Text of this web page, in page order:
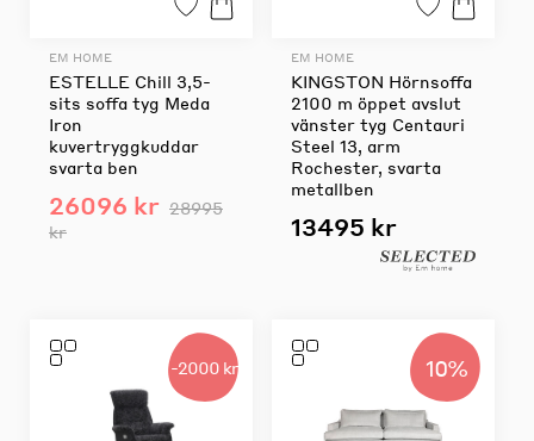
EM HOME
ESTELLE Chill 3,5-
sits soffa tyg Meda
Iron
kuvertryggkuddar
svarta ben
26096 kr 28995
kr
EM HOME
KINGSTON Hörnsoffa
2100 m öppet avslut
vänster tyg Centauri
Steel 13, arm
Rochester, svarta
metallben
13495 kr
-2000 kr 10%